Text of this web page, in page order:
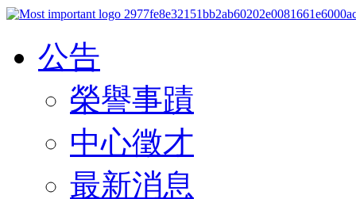
公告
榮譽事蹟
中心徵才
最新消息